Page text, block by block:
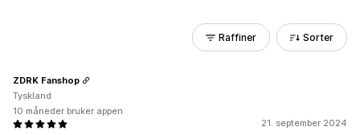
Raffiner Sorter
21. september 2024
ZDRK Fanshop
Tyskland
10 måneder bruker appen